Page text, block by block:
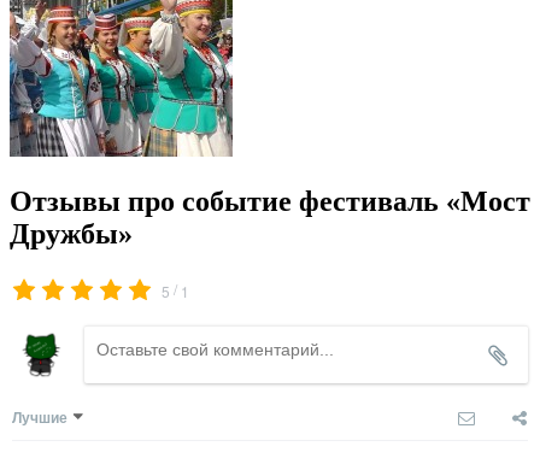
Отзывы про событие фестиваль «Мост
Дружбы»
5 / 1
Лучшие